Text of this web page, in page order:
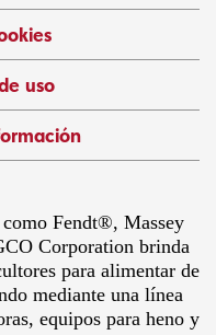
uso
Fendt®, Massey
Corporation brinda
para alimentar de
mediante una línea
equipos para heno y